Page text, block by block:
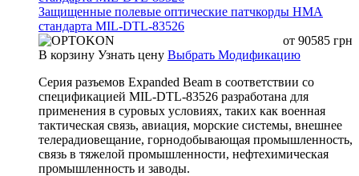
Защищенные полевые оптические патчкорды HMA
стандарта MIL-DTL-83526
от 90585 грн
В корзину Узнать цену Выбрать Модификацию
Серия разъемов Expanded Beam в соответствии со
спецификацией MIL-DTL-83526 разработана для
применения в суровых условиях, таких как военная
тактическая связь, авиация, морские системы, внешнее
телерадиовещание, горнодобывающая промышленность,
связь в тяжелой промышленности, нефтехимическая
промышленность и заводы.